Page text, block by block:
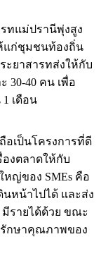
ทแม่ปรานีพุ่งสูง
แก่ชุมชนท้องถิ่น
ะยาสารทส่งให้กับ
30-40 คน เพื่อ
เดือน
อเป็นโครงการที่ดี
องตลาดให้กับ
หญ่ของ SMEs คือ
หน้าไปได้ และส่ง
รายได้ด้วย ขณะ
รักษาคุณภาพของ